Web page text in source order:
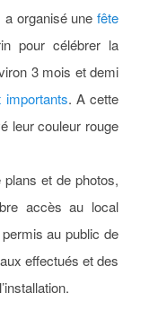
organisé une fête
pour célébrer la
3 mois et demi
importants. A cette
leur couleur rouge
et de photos,
accès au local
au public de
effectués et des